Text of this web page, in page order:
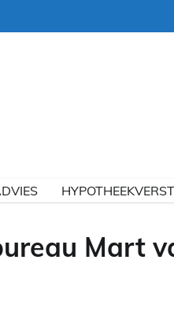
Mart